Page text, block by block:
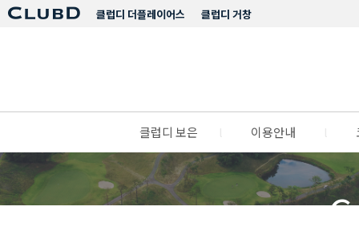
클럽디 거창
클럽디 더플레이어스
클럽디 보은 이용안내